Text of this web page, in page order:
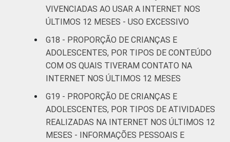
VIVENCIADAS AO USAR A INTERNET NOS
ÚLTIMOS 12 MESES - USO EXCESSIVO
G18 - PROPORÇÃO DE CRIANÇAS E
ADOLESCENTES, POR TIPOS DE CONTEÚDO
COM OS QUAIS TIVERAM CONTATO NA
INTERNET NOS ÚLTIMOS 12 MESES
G19 - PROPORÇÃO DE CRIANÇAS E
ADOLESCENTES, POR TIPOS DE ATIVIDADES
REALIZADAS NA INTERNET NOS ÚLTIMOS 12
MESES - INFORMAÇÕES PESSOAIS E